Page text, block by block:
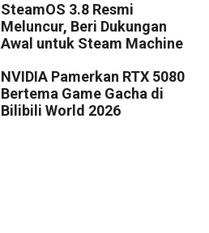
SteamOS 3.8 Resmi
Meluncur, Beri Dukungan
Awal untuk Steam Machine
NVIDIA Pamerkan RTX 5080
Bertema Game Gacha di
Bilibili World 2026